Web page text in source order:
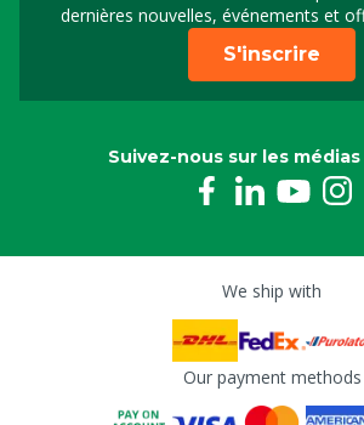
dernières nouvelles, événements et
S'inscrire
Suivez-nous sur les
We ship with
Our payment methods